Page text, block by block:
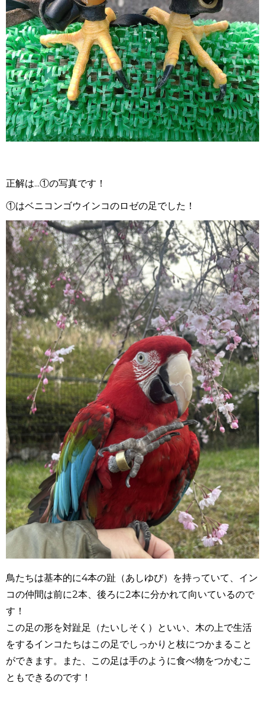
正解は...①の写真です！
①はベニコンゴウインコのロゼの足でした！
鳥たちは基本的に4本の趾（あしゆび）を持っていて、イン
コの仲間は前に2本、後ろに2本に分かれて向いているので
す！
この足の形を対趾足（たいしそく）といい、木の上で生活
をするインコたちはこの足でしっかりと枝につかまること
ができます。また、この足は手のように食べ物をつかむこ
ともできるのです！